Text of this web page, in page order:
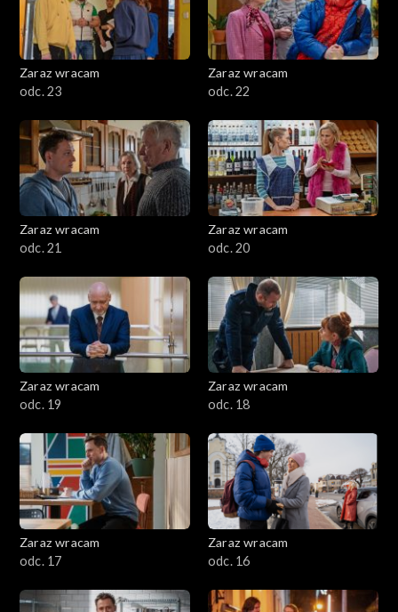
Zaraz wracam
odc. 23
Zaraz wracam
odc. 22
Zaraz wracam
odc. 21
Zaraz wracam
odc. 20
Zaraz wracam
odc. 19
Zaraz wracam
odc. 18
Zaraz wracam
odc. 17
Zaraz wracam
odc. 16